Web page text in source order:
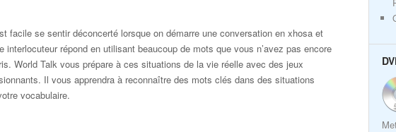
facile se sentir déconcerté lorsque on démarre une conversation en xhosa et
interlocuteur répond en utilisant beaucoup de mots que vous n’avez pas encore
World Talk vous prépare à ces situations de la vie réelle avec des jeux
Il vous apprendra à reconnaître des mots clés dans des situations
vocabulaire.